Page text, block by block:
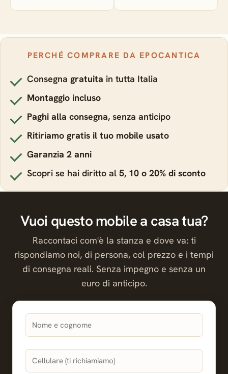
PERCHÉ COMPRARE DA EPOCANTICA
Consegna gratuita in tutta Italia
Montaggio incluso
Paghi alla consegna, senza anticipo
Ritiriamo gratis il tuo mobile usato
Garanzia 2 anni
Scopri se hai diritto al 5, 10 o 20% di sconto
Vuoi questo mobile a casa tua?
Raccontaci com'è la stanza e dove va: ti
rispondiamo noi, di persona, col prezzo e i tempi
di consegna reali. Senza impegno e senza un
euro di anticipo.